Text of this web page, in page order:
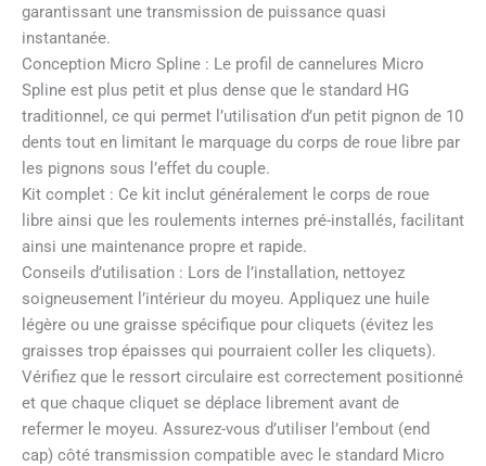
garantissant une transmission de puissance quasi
instantanée.
Conception Micro Spline : Le profil de cannelures Micro
Spline est plus petit et plus dense que le standard HG
traditionnel, ce qui permet l’utilisation d’un petit pignon de 10
dents tout en limitant le marquage du corps de roue libre par
les pignons sous l’effet du couple.
Kit complet : Ce kit inclut généralement le corps de roue
libre ainsi que les roulements internes pré-installés, facilitant
ainsi une maintenance propre et rapide.
Conseils d’utilisation : Lors de l’installation, nettoyez
soigneusement l’intérieur du moyeu. Appliquez une huile
légère ou une graisse spécifique pour cliquets (évitez les
graisses trop épaisses qui pourraient coller les cliquets).
Vérifiez que le ressort circulaire est correctement positionné
et que chaque cliquet se déplace librement avant de
refermer le moyeu. Assurez-vous d’utiliser l’embout (end
cap) côté transmission compatible avec le standard Micro